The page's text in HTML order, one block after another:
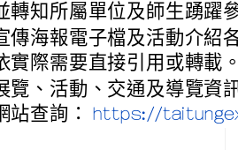
轉知所屬單位及師生踴躍
傳海報電子檔及活動介紹
實際需要直接引用或轉載
覽、活動、交通及導覽資
站查詢：https://